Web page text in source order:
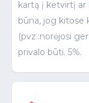
kartą į ketvirtį ar
būna, jog kitose
(pvz.:norėjosi
privalo būti. 5%.